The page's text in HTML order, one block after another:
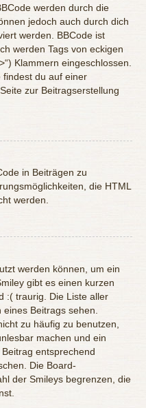
werden durch die
jedoch auch durch dich
werden. BBCode ist
werden Tags von eckigen
Klammern eingeschlossen.
findest du auf einer
zur Beitragserstellung
in Beiträgen zu
die HTML
werden.
werden können, um ein
gibt es einen kurzen
:( traurig. Die Liste aller
Beitrags sehen.
zu häufig zu benutzen,
machen und ein
entsprechend
Die Board-
der Smileys begrenzen, die